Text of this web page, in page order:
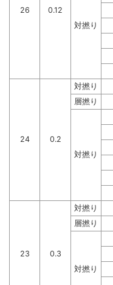
26 0.12
対撚り
24 0.2
対撚り
層撚り
対撚り
23 0.3
対撚り
層撚り
対撚り